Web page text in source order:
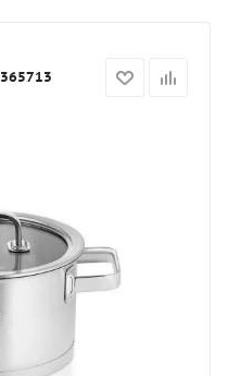
365713